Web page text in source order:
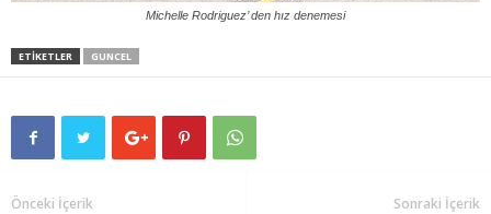
Michelle Rodriguez’ den hız denemesi
ETIKETLER GUNCEL
Önceki İçerik Sonraki İçerik